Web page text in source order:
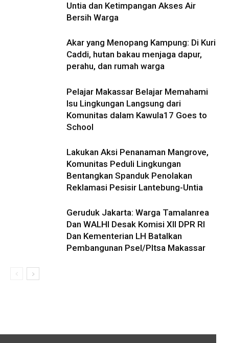
Untia dan Ketimpangan Akses Air
Bersih Warga
Akar yang Menopang Kampung: Di Kuri
Caddi, hutan bakau menjaga dapur,
perahu, dan rumah warga
Pelajar Makassar Belajar Memahami
Isu Lingkungan Langsung dari
Komunitas dalam Kawula17 Goes to
School
Lakukan Aksi Penanaman Mangrove,
Komunitas Peduli Lingkungan
Bentangkan Spanduk Penolakan
Reklamasi Pesisir Lantebung-Untia
Geruduk Jakarta: Warga Tamalanrea
Dan WALHI Desak Komisi XII DPR RI
Dan Kementerian LH Batalkan
Pembangunan Psel/Pltsa Makassar